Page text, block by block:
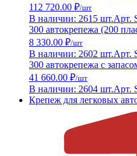
112 720.00 ₽/шт
В наличии: 2615 шт.Арт.
300 автокрепежа (200
8 330.00 ₽/шт
В наличии: 2602 шт.Арт.
300 автокрепежа с
41 660.00 ₽/шт
В наличии: 2604 шт.Арт.
Крепеж для легковых